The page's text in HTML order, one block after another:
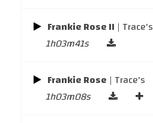
Frankie Rose II | Trace's
1h03m41s
Frankie Rose | Trace's
1h03m08s